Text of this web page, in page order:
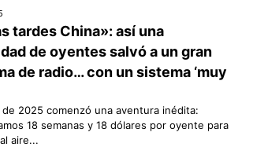
tardes China»: así una
de oyentes salvó a un gran
de radio… con un sistema ‘muy
de 2025 comenzó una aventura inédita:
18 semanas y 18 dólares por oyente para
aire...